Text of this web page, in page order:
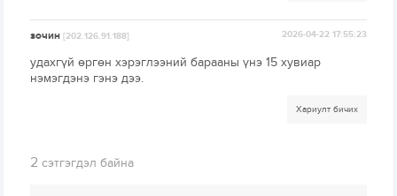
зочин[202.126.91.188] 2026-04-22 17:55:23
удахгүй өргөн хэрэглээний барааны үнэ 15 хувиар
нэмэгдэнэ гэнэ дээ.
Хариулт бичих
2 сэтгэгдэл байна